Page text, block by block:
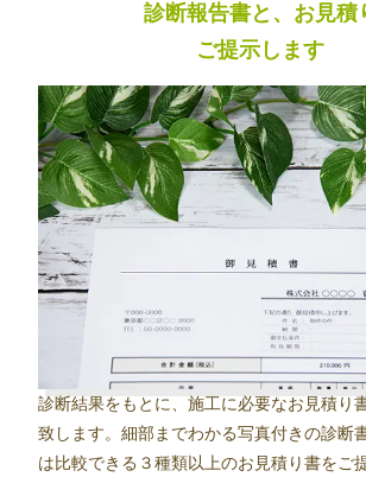
診断報告書と、お見積
ご提示します
診断結果をもとに、施工に必要なお見積り
致します。細部までわかる写真付きの診断
は比較できる３種類以上のお見積り書をご